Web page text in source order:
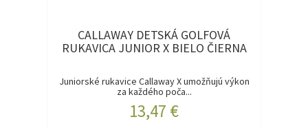
CALLAWAY DETSKÁ GOLFOVÁ
RUKAVICA JUNIOR X BIELO ČIERNA
Juniorské rukavice Callaway X umožňujú výkon
za každého poča...
13,47 €